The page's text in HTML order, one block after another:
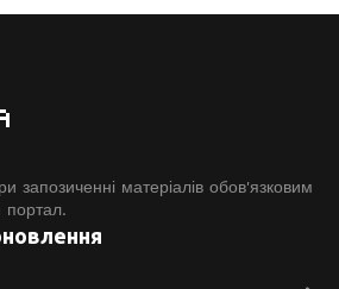
запозиченні матеріалів обов'язковим